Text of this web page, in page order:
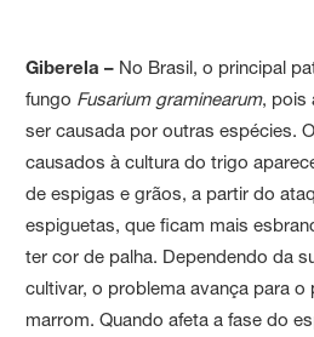
Giberela – No Brasil, o principal
fungo Fusarium graminearum, pois
ser causada por outras espécies.
causados à cultura do trigo
de espigas e grãos, a partir do
espiguetas, que ficam mais
ter cor de palha. Dependendo da
cultivar, o problema avança para
marrom. Quando afeta a fase do